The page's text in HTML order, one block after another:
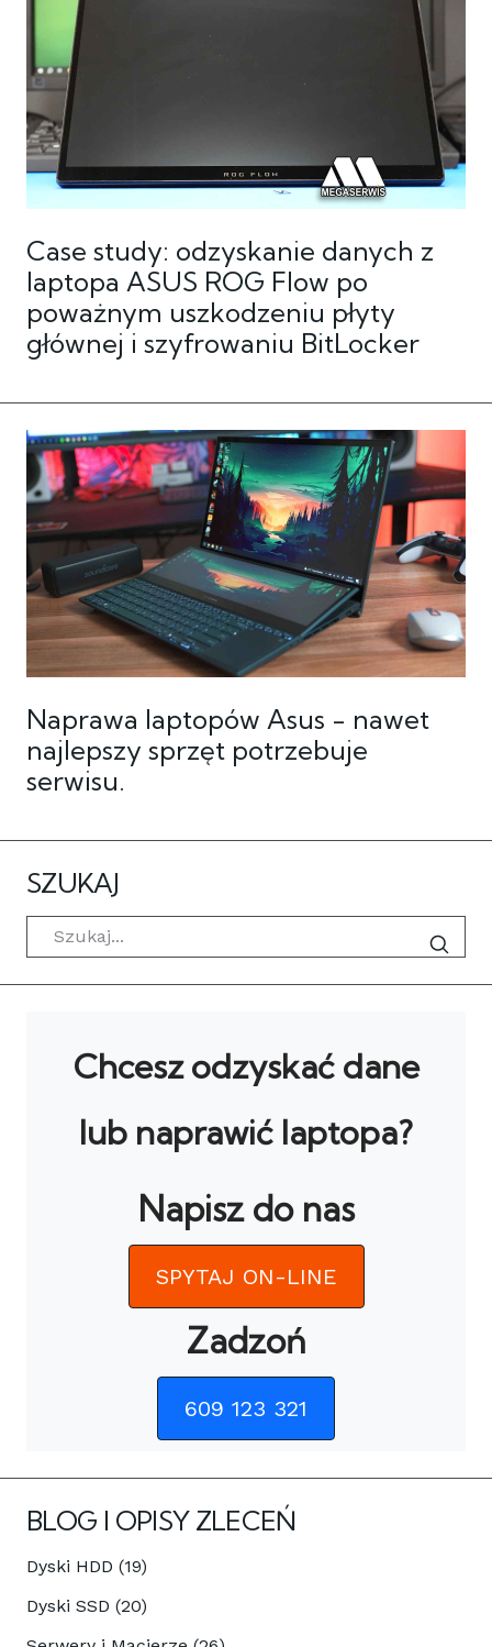
Case study: odzyskanie danych z
laptopa ASUS ROG Flow po
poważnym uszkodzeniu płyty
głównej i szyfrowaniu BitLocker
Naprawa laptopów Asus - nawet
najlepszy sprzęt potrzebuje
serwisu.
SZUKAJ
Szukaj
Chcesz odzyskać dane
lub naprawić laptopa?
Napisz do nas
SPYTAJ ON-LINE
Zadzoń
609 123 321
BLOG I OPISY ZLECEŃ
Dyski HDD (19)
Dyski SSD (20)